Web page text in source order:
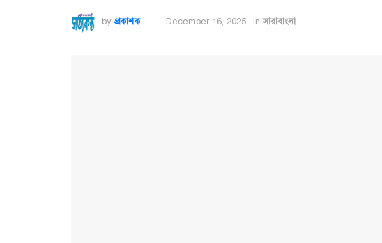
by প্রকাশক December 16, 2025 in সারাবাংলা